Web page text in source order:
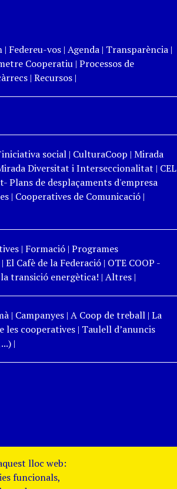
| Federeu-vos| Agenda | Transparència|
Cooperatiu| Processos de
| Recursos|
social| CulturaCoop | Mirada
Diversitat i Interseccionalitat | CEL
Plans de desplaçaments d'empresa
| Cooperatives de Comunicació|
| Formació| Programes
El Cafè de la Federació| OTE COOP -
transició energètica! | Altres|
| Campanyes| A Coop de treball| La
les cooperatives| Taulell d’anuncis
|
lloc web:
funcionals,